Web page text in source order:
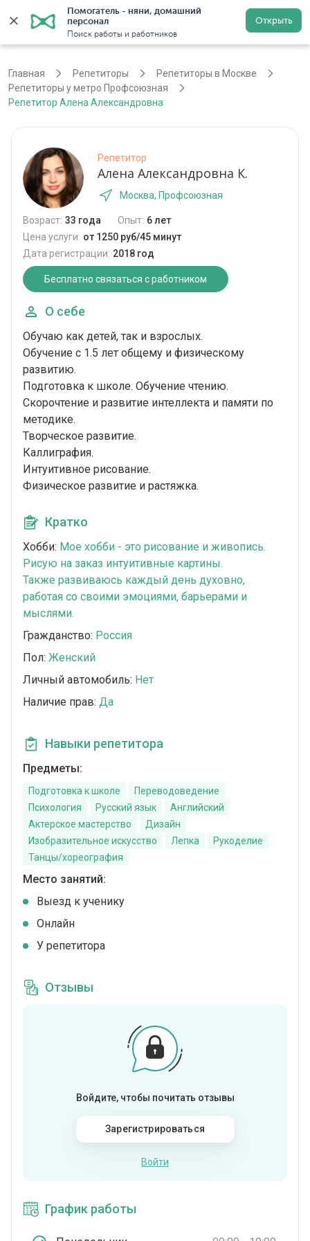
Помогатель - няни, домашний
персонал
Поиск работы и работников
Открыть
Регистрация
Главная Репетиторы
Репетиторы в Москве
Репетиторы у метро Профсоюзная
Репетитор Алена Александровна
Репетитор
Алена Александровна К.
Москва, Профсоюзная
Возраст: 33 года Опыт: 6 лет
Цена услуги: от 1250 руб/45 минут
Дата регистрации: 2018 год
Бесплатно связаться с работником
О себе
Обучаю как детей, так и взрослых.
Обучение с 1.5 лет общему и физическому
развитию.
Подготовка к школе. Обучение чтению.
Скорочтение и развитие интеллекта и памяти по
методике.
Творческое развитие.
Каллиграфия.
Интуитивное рисование.
Физическое развитие и растяжка.
Кратко
Хобби: Мое хобби - это рисование и живопись.
Рисую на заказ интуитивные картины.
Также развиваюсь каждый день духовно,
работая со своими эмоциями, барьерами и
мыслями.
Гражданство: Россия
Пол: Женский
Личный автомобиль: Нет
Наличие прав: Да
Навыки репетитора
Предметы:
Подготовка к школе
Переводоведение
Психология
Русский язык
Английский
Актерское мастерство
Дизайн
Изобразительное искусство
Лепка
Рукоделие
Танцы/хореография
Место занятий:
Выезд к ученику
Онлайн
У репетитора
Отзывы
Войдите, чтобы почитать отзывы
Зарегистрироваться
Войти
График работы